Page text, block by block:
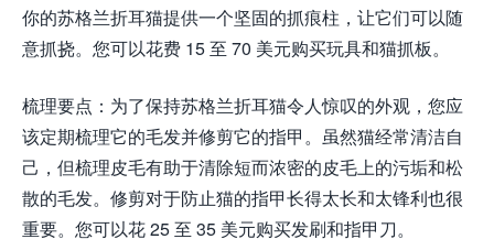
你的苏格兰折耳猫提供一个坚固的抓痕柱，让它们可以随
意抓挠。您可以花费 15 至 70 美元购买玩具和猫抓板。
梳理要点：为了保持苏格兰折耳猫令人惊叹的外观，您应
该定期梳理它的毛发并修剪它的指甲。虽然猫经常清洁自
己，但梳理皮毛有助于清除短而浓密的皮毛上的污垢和松
散的毛发。修剪对于防止猫的指甲长得太长和太锋利也很
重要。您可以花 25 至 35 美元购买发刷和指甲刀。